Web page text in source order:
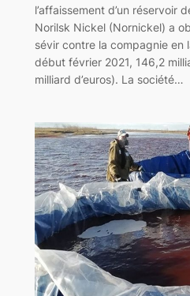
l’affaissement d’un réservoir
Norilsk Nickel (Nornickel) a
sévir contre la compagnie en
début février 2021, 146,2
milliard d’euros). La société…